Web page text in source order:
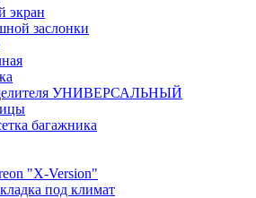
экран
заслонки
УНИВЕРСАЛЬНЫЙ
багажника
"X-Version"
под климат